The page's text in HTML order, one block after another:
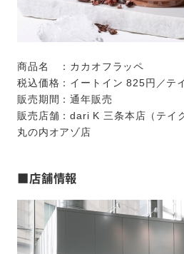
商品名 ：カカオフラッペ
税込価格：イートイン 825円／テ
販売期間：通年販売
販売店舗：dari K 三条本店（テイ
丸の内オアゾ店
■店舗情報